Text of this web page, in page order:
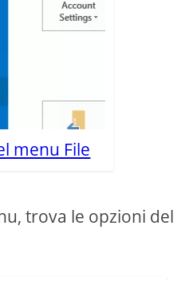
menu File
trova le opzioni del